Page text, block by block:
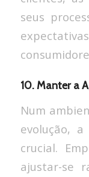
seus
10. Manter a
Num
evolução,
crucial.
ajustar-se